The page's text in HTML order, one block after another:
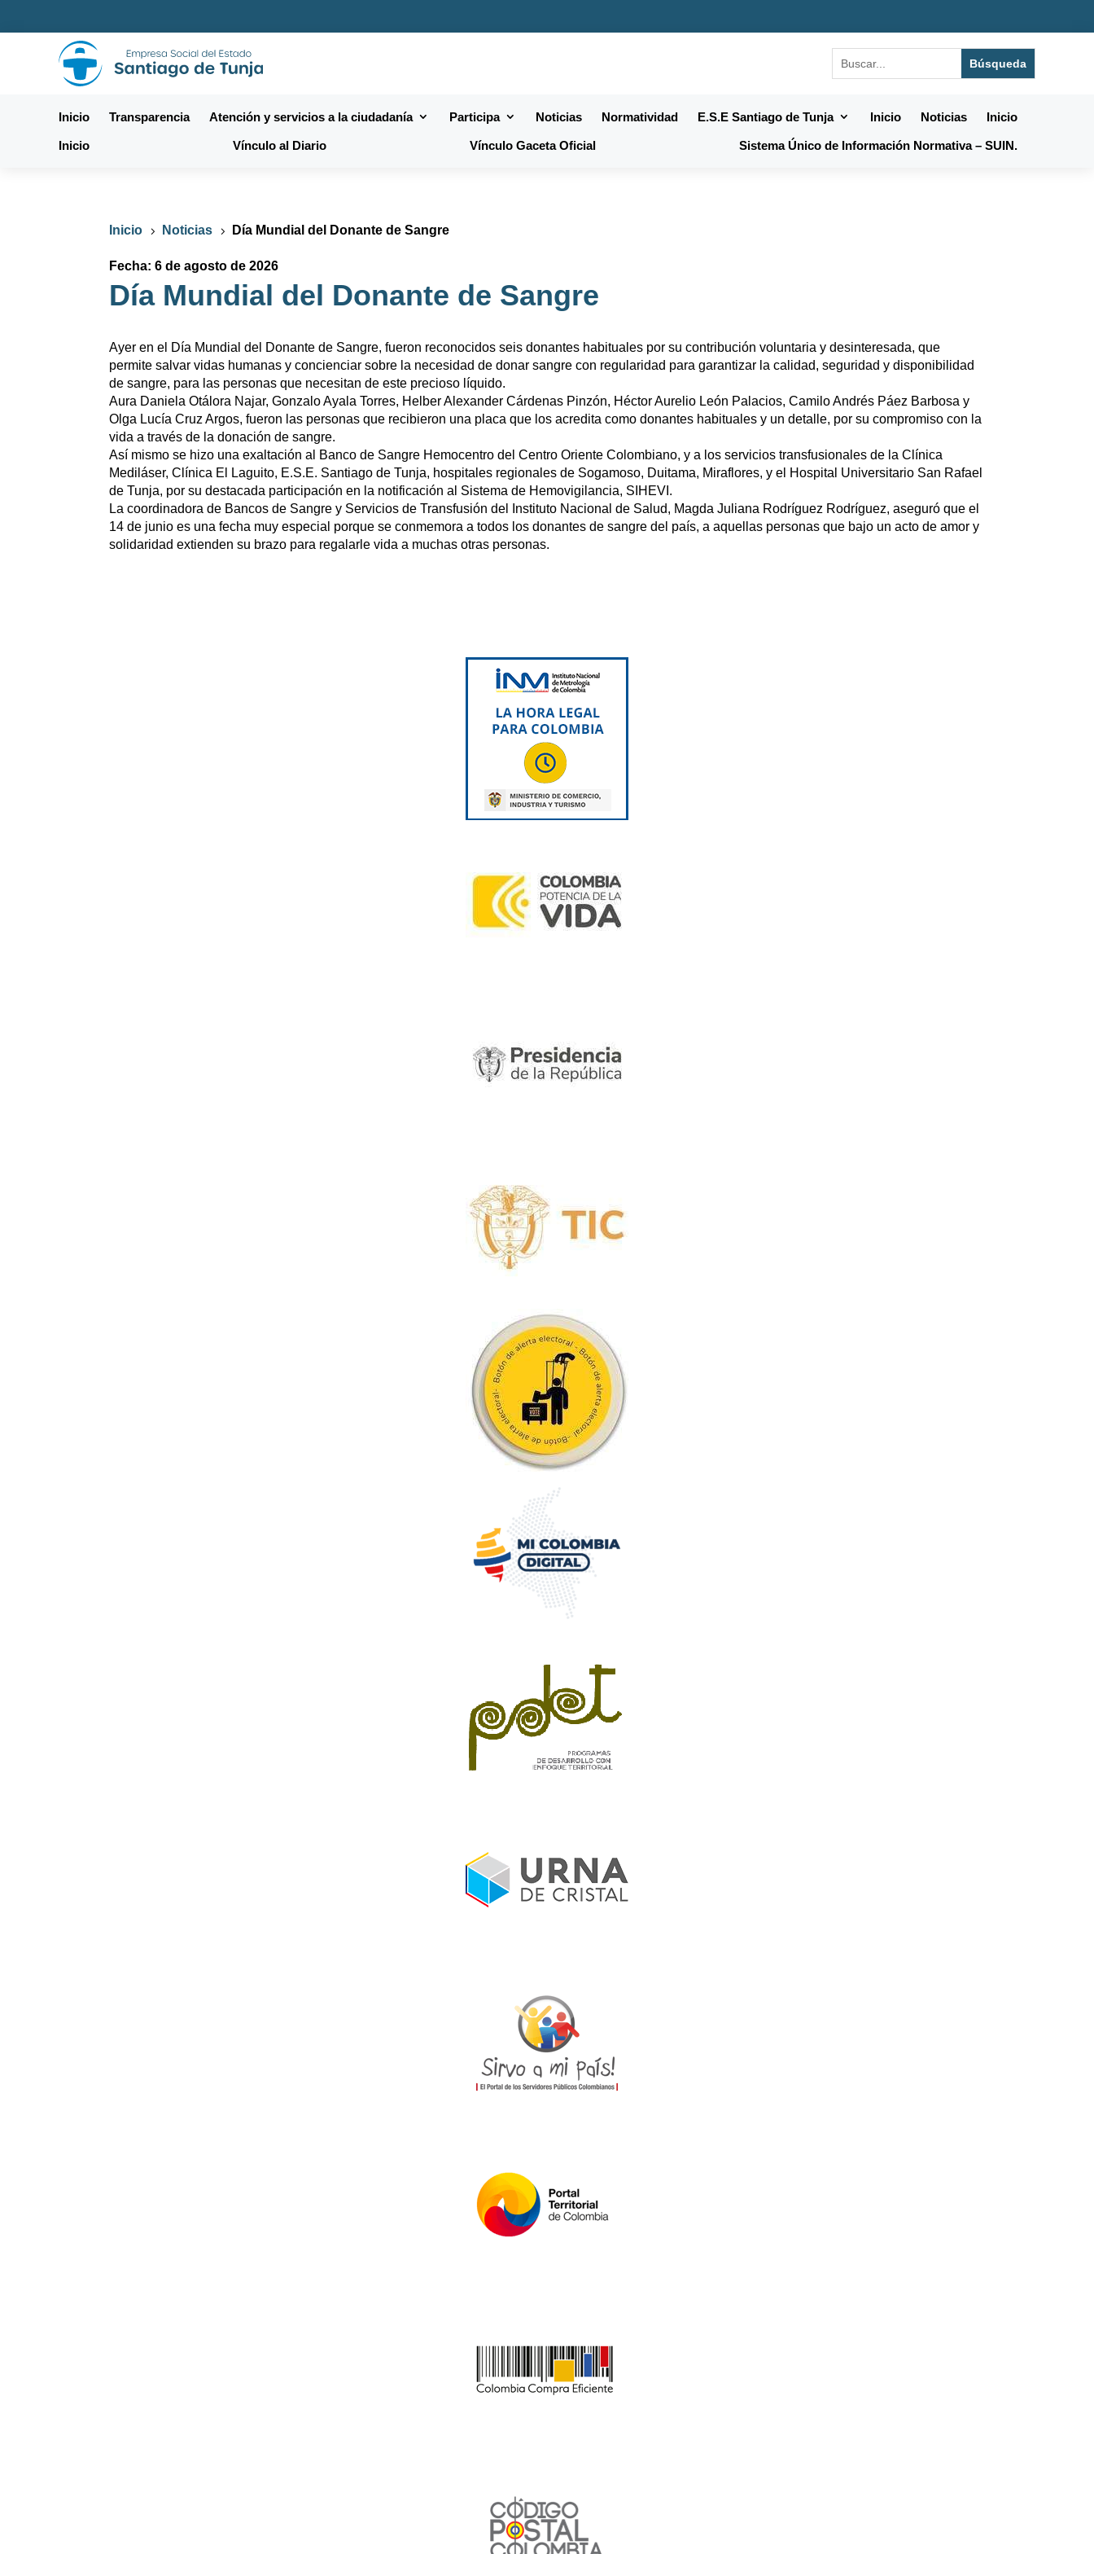
Inicio Transparencia Atención y servicios a la ciudadanía Participa Noticias Normatividad E.S.E Santiago de Tunja Inicio Noticias Inicio
Inicio Vínculo al Diario Vínculo Gaceta Oficial Sistema Único de Información Normativa – SUIN.
Inicio 5 Noticias 5 Día Mundial del Donante de Sangre
Fecha: 6 de agosto de 2026
Día Mundial del Donante de Sangre
Ayer en el Día Mundial del Donante de Sangre, fueron reconocidos seis donantes habituales por su contribución voluntaria y desinteresada, que
permite salvar vidas humanas y concienciar sobre la necesidad de donar sangre con regularidad para garantizar la calidad, seguridad y disponibilidad
de sangre, para las personas que necesitan de este precioso líquido.
Aura Daniela Otálora Najar, Gonzalo Ayala Torres, Helber Alexander Cárdenas Pinzón, Héctor Aurelio León Palacios, Camilo Andrés Páez Barbosa y
Olga Lucía Cruz Argos, fueron las personas que recibieron una placa que los acredita como donantes habituales y un detalle, por su compromiso con la
vida a través de la donación de sangre.
Así mismo se hizo una exaltación al Banco de Sangre Hemocentro del Centro Oriente Colombiano, y a los servicios transfusionales de la Clínica
Mediláser, Clínica El Laguito, E.S.E. Santiago de Tunja, hospitales regionales de Sogamoso, Duitama, Miraflores, y el Hospital Universitario San Rafael
de Tunja, por su destacada participación en la notificación al Sistema de Hemovigilancia, SIHEVI.
La coordinadora de Bancos de Sangre y Servicios de Transfusión del Instituto Nacional de Salud, Magda Juliana Rodríguez Rodríguez, aseguró que el
14 de junio es una fecha muy especial porque se conmemora a todos los donantes de sangre del país, a aquellas personas que bajo un acto de amor y
solidaridad extienden su brazo para regalarle vida a muchas otras personas.